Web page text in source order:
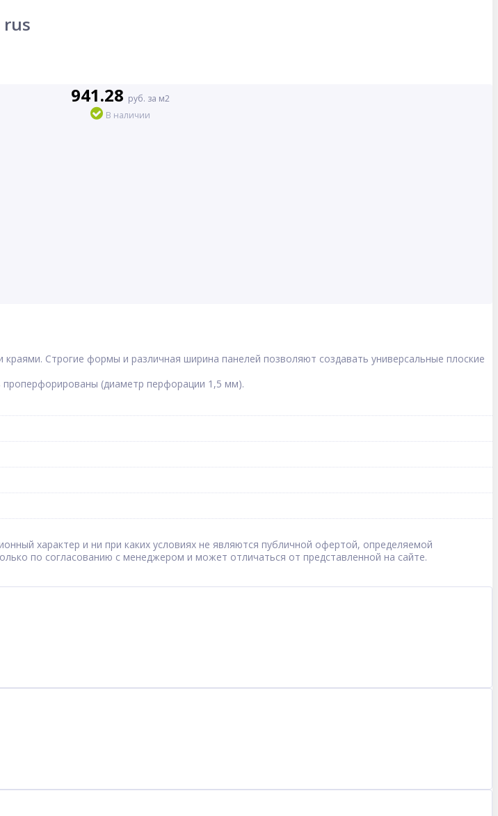
941.28 руб. за м2
В наличии
Строгие формы и различная ширина панелей позволяют создавать универсальные плоские
(диаметр перфорации 1,5 мм).
характер и ни при каких условиях не являются публичной офертой, определяемой
по согласованию с менеджером и может отличаться от представленной на сайте.